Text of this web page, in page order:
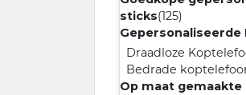
sticks(125)
Draadloze
Bedrade
Op maat